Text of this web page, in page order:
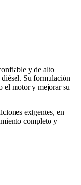
y de alto
diésel. Su formulación
el motor y mejorar su
exigentes, en
completo y